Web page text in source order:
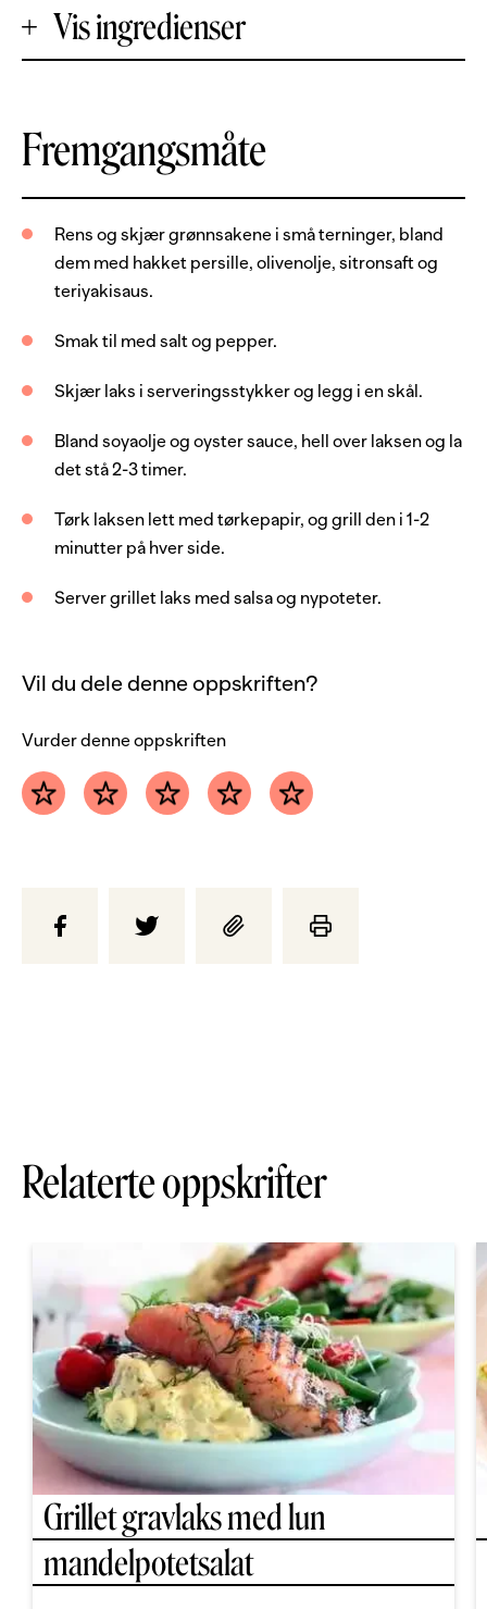
Vis ingredienser
Porsjoner
600 g
laksefilet, uten skinn og bein
1 dl
soyaolje
1 stk
paprika, gul
1 ss
kruspersille, frisk
1 ss teriyakisaus
Server med
nypotet
Fremgangsmåte
Rens og skjær grønnsakene i små terninger, bland
dem med hakket persille, olivenolje, sitronsaft og
teriyakisaus.
Smak til med salt og pepper.
Skjær laks i serveringsstykker og legg i en skål.
Bland soyaolje og oyster sauce, hell over laksen og la
det stå 2-3 timer.
Tørk laksen lett med tørkepapir, og grill den i 1-2
minutter på hver side.
Server grillet laks med salsa og nypoteter.
Vil du dele denne oppskriften?
Vurder denne oppskriften
Relaterte oppskrifter
Grillet gravlaks med lun
mandelpotetsalat